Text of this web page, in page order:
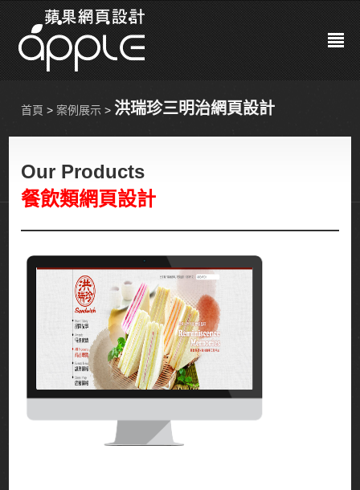
Guarantee
SEO關鍵字 SEO
網頁設計 WebDesign
Seomove
促銷專案 Event
聯絡我們 Contact
首頁 >案例展示 > 洪瑞珍三明治網頁設計
Our Products
餐飲類網頁設計